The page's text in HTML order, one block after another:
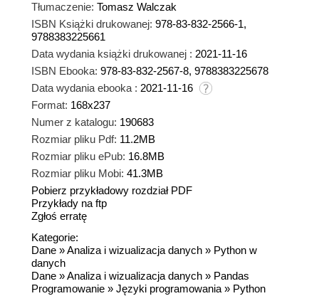
Tłumaczenie: Tomasz Walczak
ISBN Książki drukowanej: 978-83-832-2566-1,
9788383225661
Data wydania książki drukowanej : 2021-11-16
ISBN Ebooka: 978-83-832-2567-8, 9788383225678
Data wydania ebooka : 2021-11-16
Format: 168x237
Numer z katalogu: 190683
Rozmiar pliku Pdf: 11.2MB
Rozmiar pliku ePub: 16.8MB
Rozmiar pliku Mobi: 41.3MB
Pobierz przykładowy rozdział PDF
Przykłady na ftp
Zgłoś erratę
Kategorie:
Dane »Analiza i wizualizacja danych » Python w
danych
Dane »Analiza i wizualizacja danych » Pandas
Programowanie » Języki programowania » Python